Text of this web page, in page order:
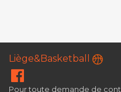
Liège&Basketball
Pour toute demande de